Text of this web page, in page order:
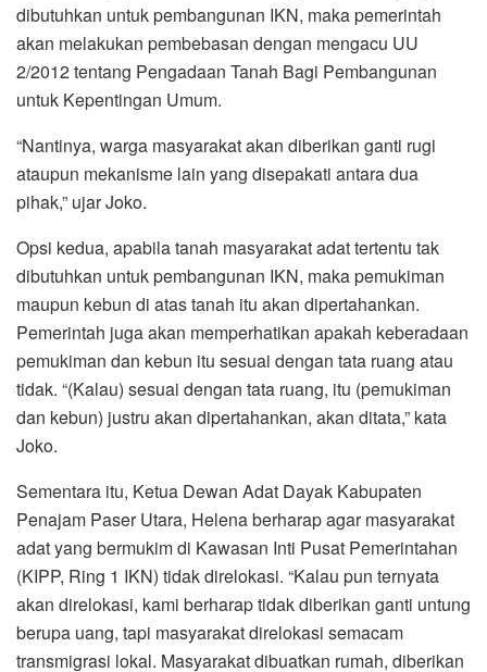
dibutuhkan untuk pembangunan IKN, maka pemerintah
akan melakukan pembebasan dengan mengacu UU
2/2012 tentang Pengadaan Tanah Bagi Pembangunan
untuk Kepentingan Umum.
“Nantinya, warga masyarakat akan diberikan ganti rugi
ataupun mekanisme lain yang disepakati antara dua
pihak,” ujar Joko.
Opsi kedua, apabila tanah masyarakat adat tertentu tak
dibutuhkan untuk pembangunan IKN, maka pemukiman
maupun kebun di atas tanah itu akan dipertahankan.
Pemerintah juga akan memperhatikan apakah keberadaan
pemukiman dan kebun itu sesuai dengan tata ruang atau
tidak. “(Kalau) sesuai dengan tata ruang, itu (pemukiman
dan kebun) justru akan dipertahankan, akan ditata,” kata
Joko.
Sementara itu, Ketua Dewan Adat Dayak Kabupaten
Penajam Paser Utara, Helena berharap agar masyarakat
adat yang bermukim di Kawasan Inti Pusat Pemerintahan
(KIPP, Ring 1 IKN) tidak direlokasi. “Kalau pun ternyata
akan direlokasi, kami berharap tidak diberikan ganti untung
berupa uang, tapi masyarakat direlokasi semacam
transmigrasi lokal. Masyarakat dibuatkan rumah, diberikan